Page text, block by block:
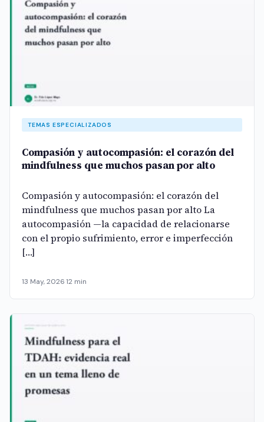
TEMAS ESPECIALIZADOS
Compasión y autocompasión: el corazón del
mindfulness que muchos pasan por alto
Compasión y autocompasión: el corazón del
mindfulness que muchos pasan por alto La
autocompasión —la capacidad de relacionarse
con el propio sufrimiento, error e imperfección
[…]
13 May, 202612 min